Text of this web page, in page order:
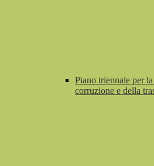
Piano triennale per
corruzione e della